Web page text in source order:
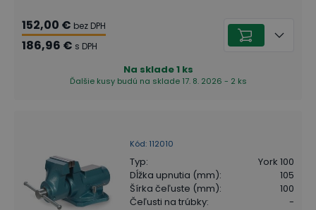
152,00 € bez DPH
186,96 € s DPH
Na sklade1 ks
Ďalšie kusy budú na sklade 17. 8. 2026 - 2 ks
Kód: 112010
Typ:
York 100
Dĺžka upnutia (mm):
105
Šírka čeľuste (mm):
100
Čeľusti na trúbky: -